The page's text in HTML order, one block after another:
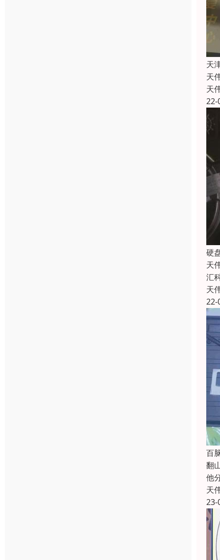
天
天
天
22-
硬
天
汇
天
22-
百
翻
他
天
23-